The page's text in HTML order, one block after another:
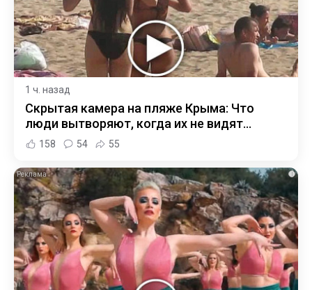
1 ч. назад
Скрытая камера на пляже Крыма: Что
люди вытворяют, когда их не видят...
158 54 55
i